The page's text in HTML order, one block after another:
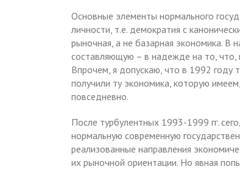
Основные элементы нормального
личности, т.е. демократия с
рыночная, а не базарная экономика. В
составляющую – в надежде на то, что,
Впрочем, я допускаю, что в 1992 году
получили ту экономика, которую
повседневно.
После турбулентных 1993-1999 гг.
нормальную современную
реализованные направления
их рыночной ориентации. Но явная